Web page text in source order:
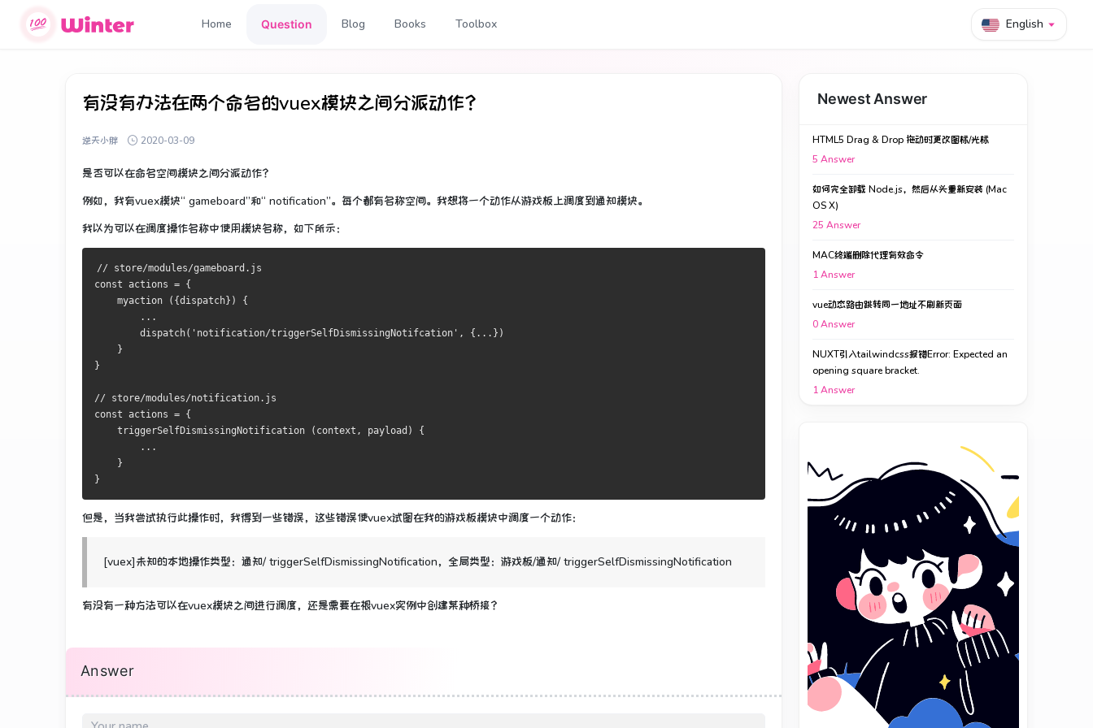
Home Question Blog Books Toolbox English
有没有办法在两个命名的vuex模块之间分派动作？
逆天小胖 2020-03-09
是否可以在命名空间模块之间分派动作？
例如，我有vuex模块“ gameboard”和“ notification”。 每个都有名称空间。 我想将一个动作从游戏板上调度到通知模块。
我以为可以在调度操作名称中使用模块名称，如下所示：
// store/modules/gameboard.js
const actions = {
    myaction ({dispatch}) {
        ...
        dispatch('notification/triggerSelfDismissingNotifcation', {...})
    }
}
// store/modules/notification.js
const actions = {
    triggerSelfDismissingNotification (context, payload) {
        ...
    }
}
但是，当我尝试执行此操作时，我得到一些错误，这些错误使vuex试图在我的游戏板模块中调度一个动作：
[vuex]未知的本地操作类型：通知/ triggerSelfDismissingNotification，全局类型：游戏板/通知/ triggerSelfDismissingNotification
有没有一种方法可以在vuex模块之间进行调度，还是需要在根vuex实例中创建某种桥接？
Answer
Newest Answer
HTML5 Drag & Drop 拖动时更改图标/光标
5 Answer
如何完全卸载 Node.js，然后从头重新安装 (Mac
OS X)
25 Answer
MAC终端删除代理有效命令
1Answer
vue动态路由跳转同一地址不刷新页面
0Answer
NUXT引入tailwindcss报错Error: Expected an
opening square bracket.
1Answer